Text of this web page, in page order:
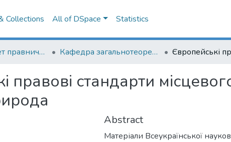
Collections All of DSpace Statistics
004. Факультет правничих наук Кафедра загальнотеоретичного правознавства та публічного права
правові стандарти
Abstract
Матеріали Всеукраїнської